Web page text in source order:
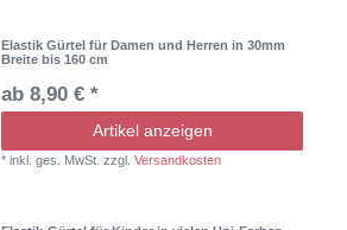
Elastik Gürtel für Damen und Herren in 30mm
Breite bis 160 cm
ab 8,90 € *
Artikel anzeigen
*inkl. ges. MwSt. zzgl.Versandkosten